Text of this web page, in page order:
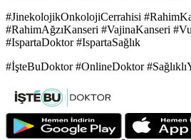
#JinekolojikOnkolojiCerrahisi
#RahimAğzıKanseri #VajinaKanseri
#IspartaDoktor #IspartaSağlık
#İşteBuDoktor #OnlineDoktor